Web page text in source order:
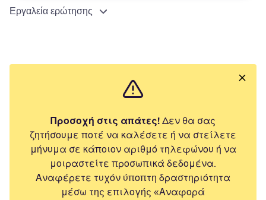
Εργαλεία ερώτησης
Προσοχή στις απάτες! Δεν θα σας
ζητήσουμε ποτέ να καλέσετε ή να στείλετε
μήνυμα σε κάποιον αριθμό τηλεφώνου ή να
μοιραστείτε προσωπικά δεδομένα.
Αναφέρετε τυχόν ύποπτη δραστηριότητα
μέσω της επιλογής «Αναφορά